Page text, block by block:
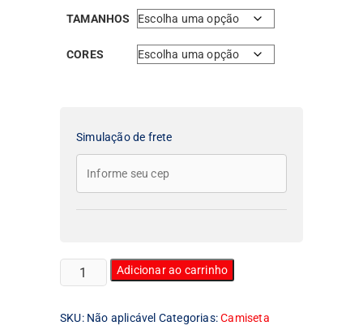
TAMANHOS
CORES
Simulação de frete
Camiseta
Masculina
Bandeira
Adicionar ao carrinho
SKU: Não aplicável Categorias:Camiseta